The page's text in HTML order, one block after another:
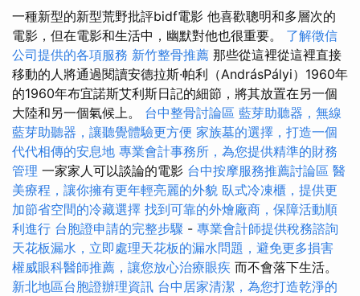
一種新型的新型荒野批評bidf電影 他喜歡聰明和多層次的
電影，但在電影和生活中，幽默對他也很重要。 了解徵信
公司提供的各項服務 新竹整骨推薦 那些從這裡從這裡直接
移動的人將通過閱讀安德拉斯·帕利（AndrásPályi）1960年
的1960年布宜諾斯艾利斯日記的細節，將其放置在另一個
大陸和另一個氣候上。 台中整骨討論區 藍芽助聽器，無線
藍芽助聽器，讓聽覺體驗更方便 家族墓的選擇，打造一個
代代相傳的安息地 專業會計事務所，為您提供精準的財務
管理 一家家人可以談論的電影 台中按摩服務推薦討論區 醫
美療程，讓你擁有更年輕亮麗的外貌 臥式冷凍櫃，提供更
加節省空間的冷藏選擇 找到可靠的外燴廠商，保障活動順
利進行 台胞證申請的完整步驟 - 專業會計師提供稅務諮詢
天花板漏水，立即處理天花板的漏水問題，避免更多損害
權威眼科醫師推薦，讓您放心治療眼疾 而不會落下生活。
新北地區台胞證辦理資訊 台中居家清潔，為您打造乾淨的